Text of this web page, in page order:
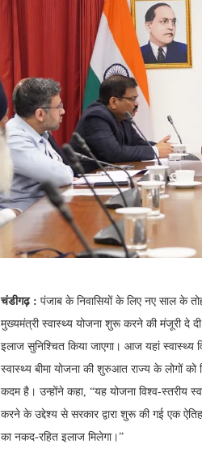
चंडीगढ़ : पंजाब के निवासियों के लिए नए साल के
मुख्यमंत्री स्वास्थ्य योजना शुरू करने की मंजूरी दे
इलाज सुनिश्चित किया जाएगा। आज यहां स्वास्थ्य
स्वास्थ्य बीमा योजना की शुरुआत राज्य के लोगों को
कदम है। उन्होंने कहा, “यह योजना विश्व-स्तरीय
करने के उद्देश्य से सरकार द्वारा शुरू की गई एक
का नकद-रहित इलाज मिलेगा।”